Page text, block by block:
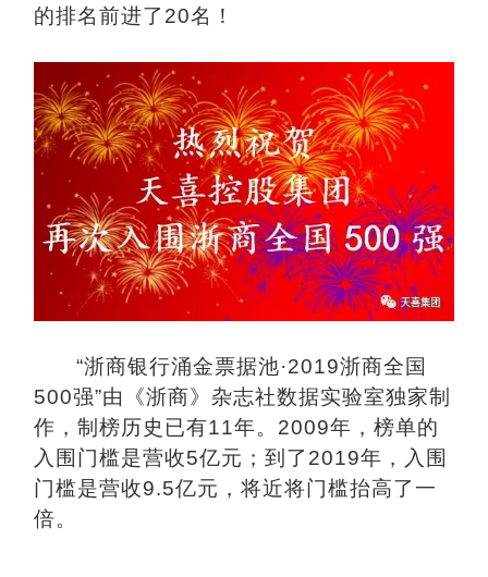
的排名前进了20名！
“浙商银行涌金票据池·2019浙商全国
500强”由《浙商》杂志社数据实验室独家制
作，制榜历史已有11年。2009年，榜单的
入围门槛是营收5亿元；到了2019年，入围
门槛是营收9.5亿元，将近将门槛抬高了一
倍。